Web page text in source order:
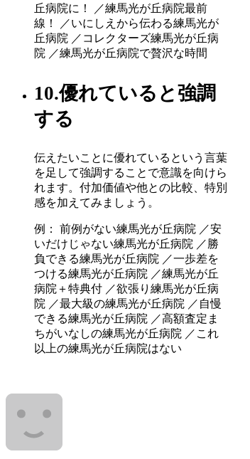
丘病院に！ ／練馬光が丘病院最前
線！ ／いにしえから伝わる練馬光が
丘病院 ／コレクターズ練馬光が丘病
院 ／練馬光が丘病院で贅沢な時間
10.優れていると強調
する
伝えたいことに優れているという言葉
を足して強調することで意識を向けら
れます。付加価値や他との比較、特別
感を加えてみましょう。
例： 前例がない練馬光が丘病院 ／安
いだけじゃない練馬光が丘病院 ／勝
負できる練馬光が丘病院 ／一歩差を
つける練馬光が丘病院 ／練馬光が丘
病院＋特典付 ／欲張り練馬光が丘病
院 ／最大級の練馬光が丘病院 ／自慢
できる練馬光が丘病院 ／高額査定ま
ちがいなしの練馬光が丘病院 ／これ
以上の練馬光が丘病院はない